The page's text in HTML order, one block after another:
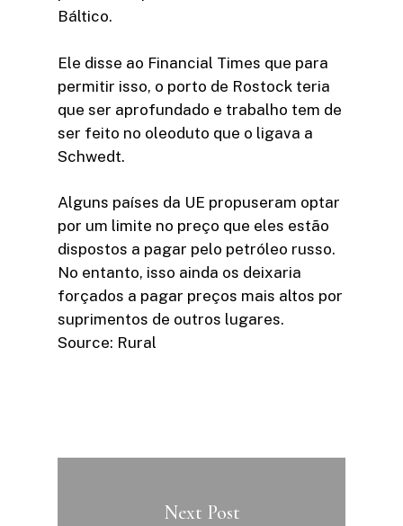
Báltico.
Ele disse ao Financial Times que para
permitir isso, o porto de Rostock teria
que ser aprofundado e trabalho tem de
ser feito no oleoduto que o ligava a
Schwedt.
Alguns países da UE propuseram optar
por um limite no preço que eles estão
dispostos a pagar pelo petróleo russo.
No entanto, isso ainda os deixaria
forçados a pagar preços mais altos por
suprimentos de outros lugares.
Source: Rural
Next Post